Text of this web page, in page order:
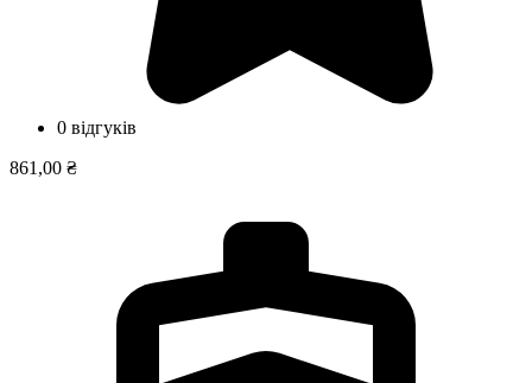
0 відгуків
861,00 ₴